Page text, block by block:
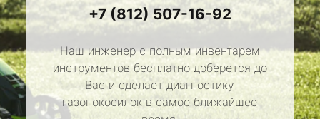
+7 (812) 507-16-92
Наш инженер с полным инвентарем
инструментов бесплатно доберется до
Вас и сделает диагностику
газонокосилок в самое ближайшее